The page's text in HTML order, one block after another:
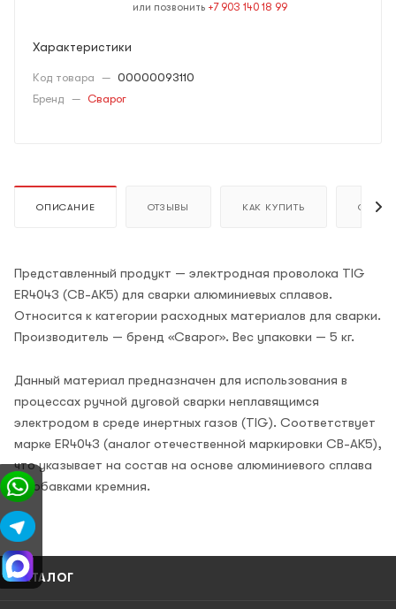
или позвонить +7 903 140 18 99
Характеристики
Код товара — 00000093110
Бренд — Сварог
ОПИСАНИЕ ОТЗЫВЫ КАК КУПИТЬ ОПЛАТА
Представленный продукт — электродная проволока TIG
ER4043 (СВ-АК5) для сварки алюминиевых сплавов.
Относится к категории расходных материалов для сварки.
Производитель — бренд «Сварог». Вес упаковки — 5 кг.
Данный материал предназначен для использования в
процессах ручной дуговой сварки неплавящимся
электродом в среде инертных газов (TIG). Соответствует
марке ER4043 (аналог отечественной маркировки СВ-АК5),
что указывает на состав на основе алюминиевого сплава
с добавками кремния.
КАТАЛОГ